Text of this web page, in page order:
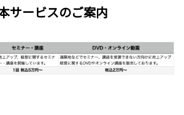
サービスのご案内